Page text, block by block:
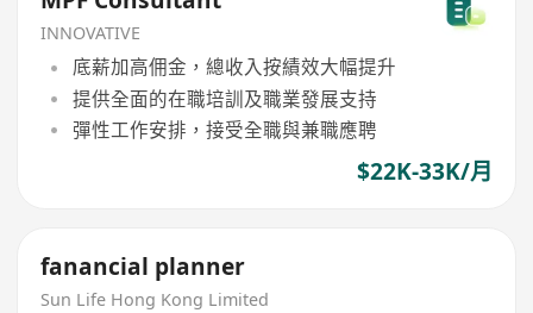
INNOVATIVE
底薪加高佣金，總收入按績效大幅提升
提供全面的在職培訓及職業發展支持
彈性工作安排，接受全職與兼職應聘
$22K-33K/月
fanancial planner
Sun Life Hong Kong Limited